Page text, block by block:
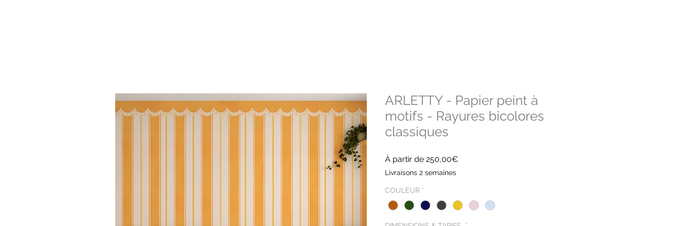
ARLETTY - Papier peint à
motifs - Rayures bicolores
classiques
À partir de 250,00€
Livraisons 2 semaines
COULEUR *